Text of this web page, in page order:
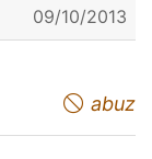
09/10/2013
abuz